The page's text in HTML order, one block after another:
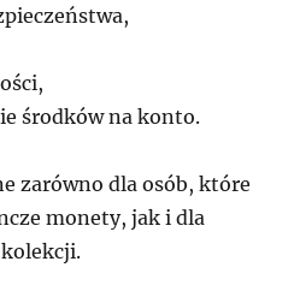
środków na konto.
zarówno dla osób, które
monety, jak i dla